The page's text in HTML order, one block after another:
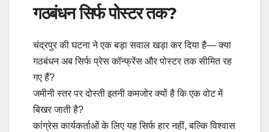
गठबंधन सिर्फ पोस्टर तक?
चंद्रपुर की घटना ने एक बड़ा सवाल खड़ा कर दिया है— क्या
गठबंधन अब सिर्फ प्रेस कॉन्फ्रेंस और पोस्टर तक सीमित रह
गए हैं?
जमीनी स्तर पर दोस्ती इतनी कमजोर क्यों है कि एक वोट में
बिखर जाती है?
कांग्रेस कार्यकर्ताओं के लिए यह सिर्फ हार नहीं, बल्कि विश्वास